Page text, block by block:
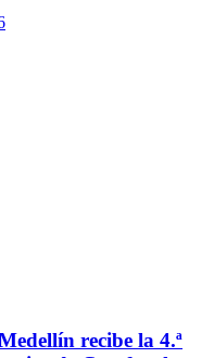
recibe la 4.ª